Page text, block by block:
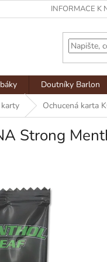
INFORMACE K
Doutníky Barlon
karty Ochucená karta
Strong